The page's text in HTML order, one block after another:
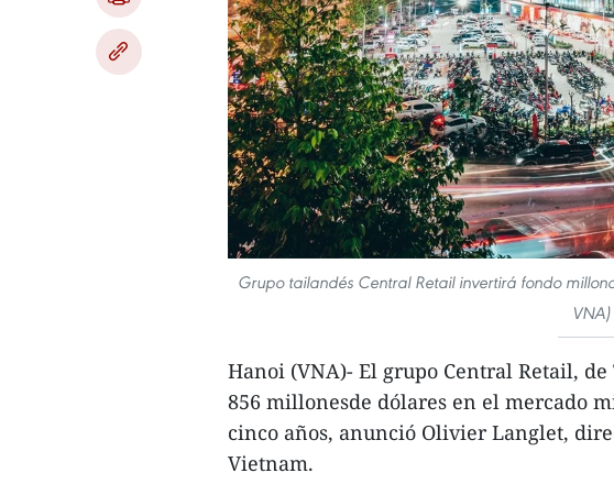
Grupo tailandés Central Retail invertirá fondo
VNA)
Hanoi (VNA)- El grupo Central Retail,
856 millonesde dólares en el mercado
cinco años, anunció Olivier Langlet,
Vietnam.